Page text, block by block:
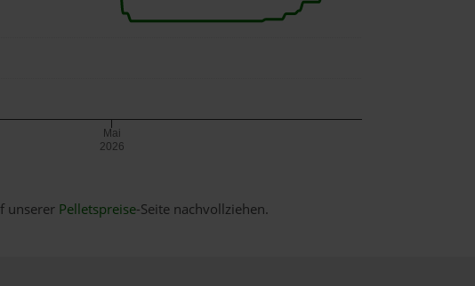
Mai
2026
unserer Pelletspreise-Seite nachvollziehen.